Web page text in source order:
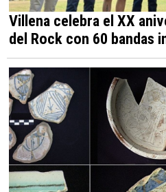
Villena celebra el XX
del Rock con 60 bandas